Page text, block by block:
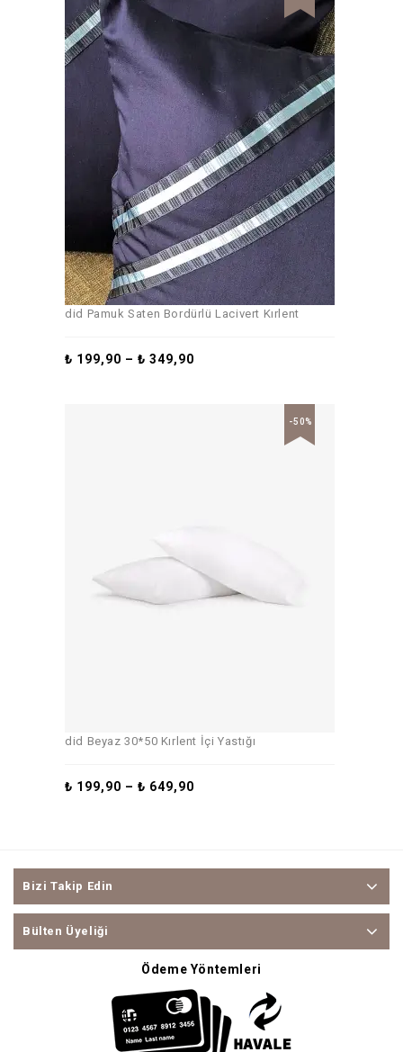
did Pamuk Saten Bordürlü Lacivert Kırlent
₺ 199,90 –₺ 349,90
-50%
did Beyaz 30*50 Kırlent İçi Yastığı
₺ 199,90 –₺ 649,90
Bizi Takip Edin
Bülten Üyeliği
Ödeme Yöntemleri